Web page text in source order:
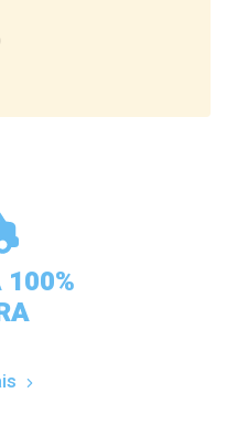
100%